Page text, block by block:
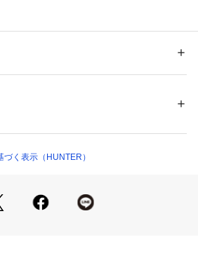
HUNTERロゴ入りでスタイリングのア
きる仕様になっています。
アミド 40%リサイクルポリエステル 15%マイ
ム
プ）
く表示（HUNTER）